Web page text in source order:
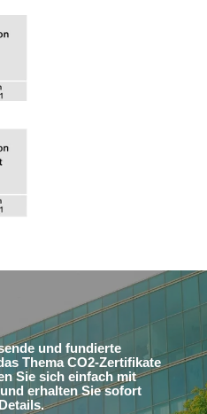
und fundierte
Thema CO2-Zertifikate
Sie sich einfach mit
erhalten Sie sofort